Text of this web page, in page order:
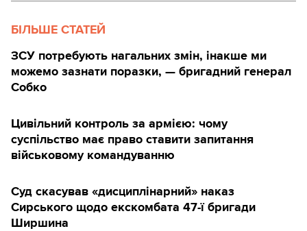
БІЛЬШЕ СТАТЕЙ
ЗСУ потребують нагальних змін, інакше ми
можемо зазнати поразки, — бригадний генерал
Собко
Цивільний контроль за армією: чому
суспільство має право ставити запитання
військовому командуванню
Суд скасував «дисциплінарний» наказ
Сирського щодо екскомбата 47-ї бригади
Ширшина